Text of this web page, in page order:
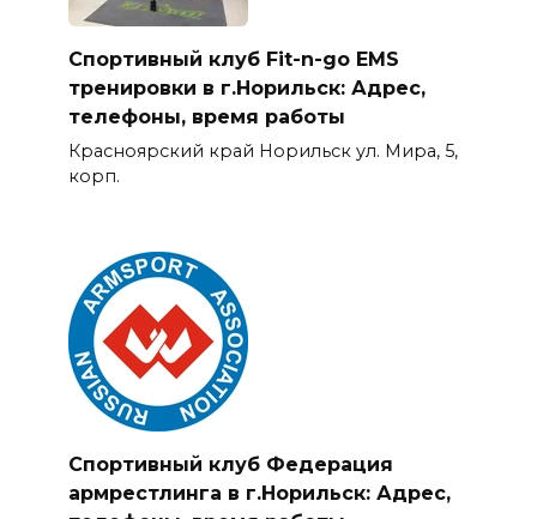
Спортивный клуб Fit-n-go EMS
тренировки в г.Норильск: Адрес,
телефоны, время работы
Красноярский край Норильск ул. Мира, 5,
корп.
Спортивный клуб Федерация
армрестлинга в г.Норильск: Адрес,